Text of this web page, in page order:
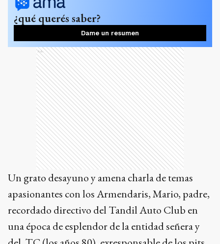
¿qué querés saber?
Dame un resumen
Ads
Un grato desayuno y amena charla de temas
apasionantes con los Armendaris, Mario, padre,
recordado directivo del Tandil Auto Club en
una época de esplendor de la entidad señera y